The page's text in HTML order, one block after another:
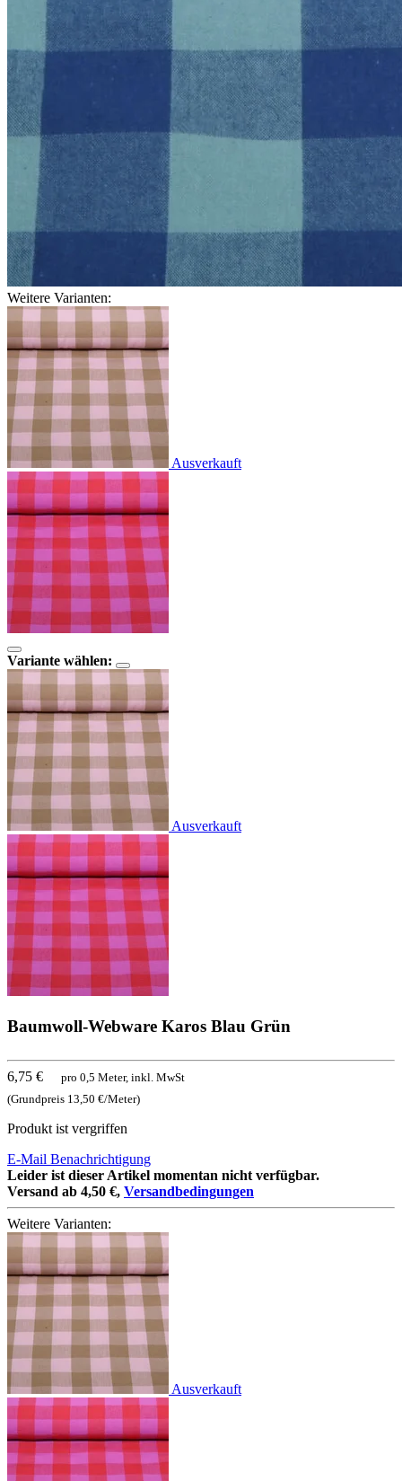
Weitere Varianten:
Ausverkauft
Variante wählen:
Ausverkauft
Baumwoll-Webware Karos Blau Grün
6,75 €
pro 0,5 Meter, inkl. MwSt
(Grundpreis 13,50 €/Meter)
Produkt ist vergriffen
E-Mail Benachrichtigung
Leider ist dieser Artikel momentan nicht verfügbar.
Versand ab 4,50 €, Versandbedingungen
Weitere Varianten:
Ausverkauft